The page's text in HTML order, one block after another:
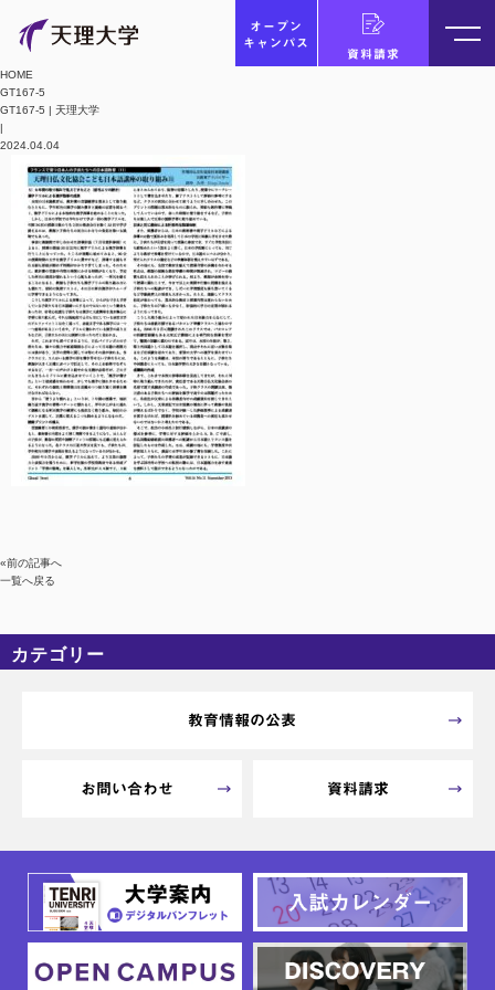
オープン
キャンパス
資料請求
HOME
GT167-5
GT167-5 | 天理大学
|
2024.04.04
«前の記事へ
一覧へ戻る
カテゴリー
教育情報の公表
お問い合わせ 資料請求